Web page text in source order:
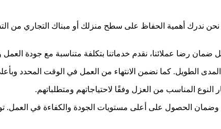
ندرك أهمية الحفاظ على سطح منزلك أو مبناك التجاري من
رضا عملائنا، نقدم خدماتنا بتكلفة متناسبة مع جودة العمل
الطويل. كما نضمن الانتهاء من العمل في الوقت المحدد
النوع المناسب من العزل وفقًا لاحتياجاتهم ومتطلباتهم.
الحصول على أعلى مستويات الجودة والكفاءة في